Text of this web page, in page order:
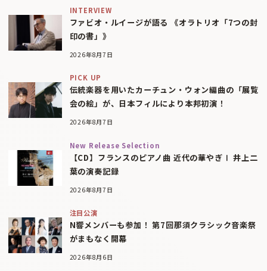
INTERVIEW
ファビオ・ルイージが語る 《オラトリオ「7つの封
印の書」》
2026年8月7日
PICK UP
伝統楽器を用いたカーチュン・ウォン編曲の「展覧
会の絵」が、日本フィルにより本邦初演！
2026年8月7日
New Release Selection
【CD】フランスのピアノ曲 近代の華やぎⅠ 井上二
葉の演奏記録
2026年8月7日
注目公演
N響メンバーも参加！ 第7回那須クラシック音楽祭
がまもなく開幕
2026年8月6日